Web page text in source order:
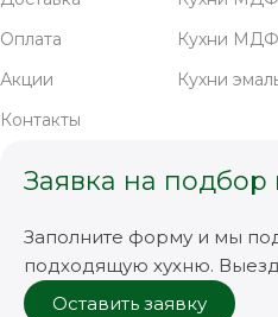
Оплата
Акции
Контакты
Кухни МДФ
Кухни
Заявка на подбор
Заполните форму и мы
подходящую хухню.
Оставить заявку